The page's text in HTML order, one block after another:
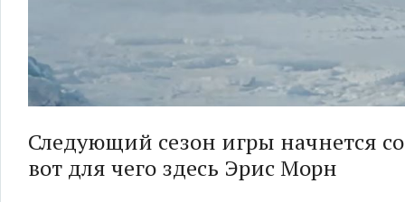
Следующий сезон игры начнется
вот для чего здесь Эрис Морн